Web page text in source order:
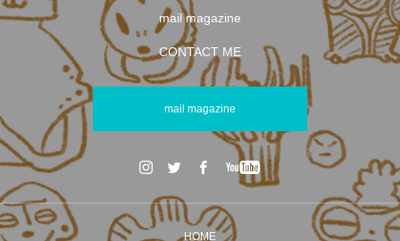
mail magazine
CONTACT ME
mail magazine
HOME